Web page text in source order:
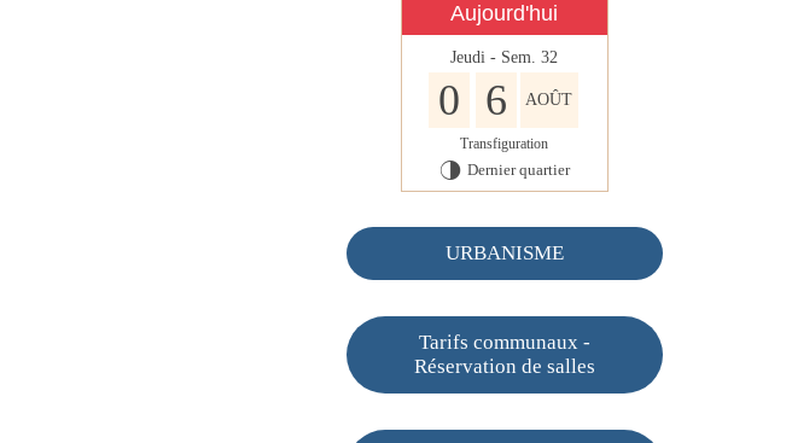
Aujourd'hui
Jeudi - Sem. 32
0 6 AOÛT
Transfiguration
T Dernier quartier
URBANISME
Tarifs communaux -
Réservation de salles